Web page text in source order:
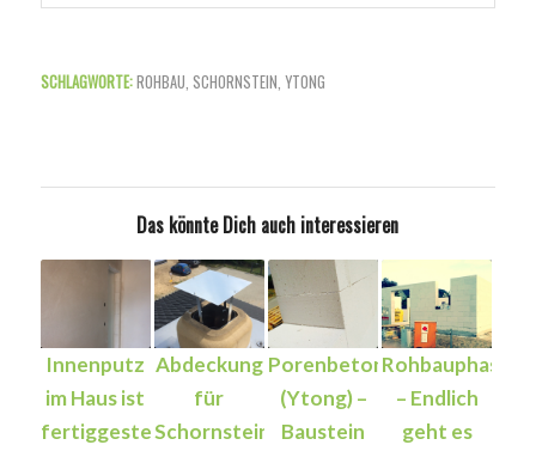
SCHLAGWORTE:ROHBAU, SCHORNSTEIN, YTONG
Das könnte Dich auch interessieren
Innenputz
im Haus ist
fertiggestellt
Abdeckung
für
Schornstein
Porenbeton
(Ytong) –
Baustein
Rohbauphase
– Endlich
geht es